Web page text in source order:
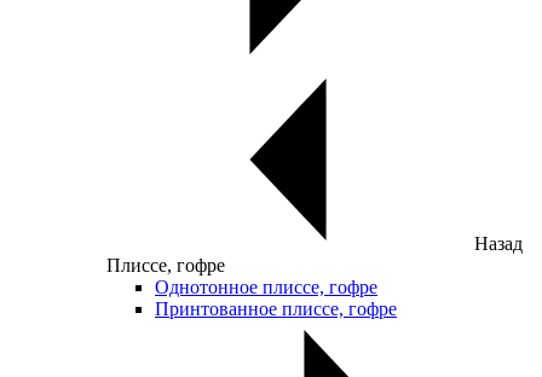
Назад
Плиссе, гофре
Однотонное плиссе, гофре
Принтованное плиссе, гофре